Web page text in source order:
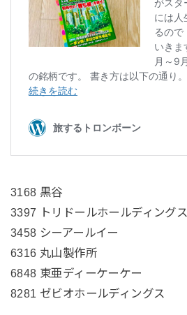
3168 黒谷
3397 トリドールホールディングス
3458 シーアールイー
6316 丸山製作所
6848 東亜ディーケーケー
8281 ゼビオホールディングス